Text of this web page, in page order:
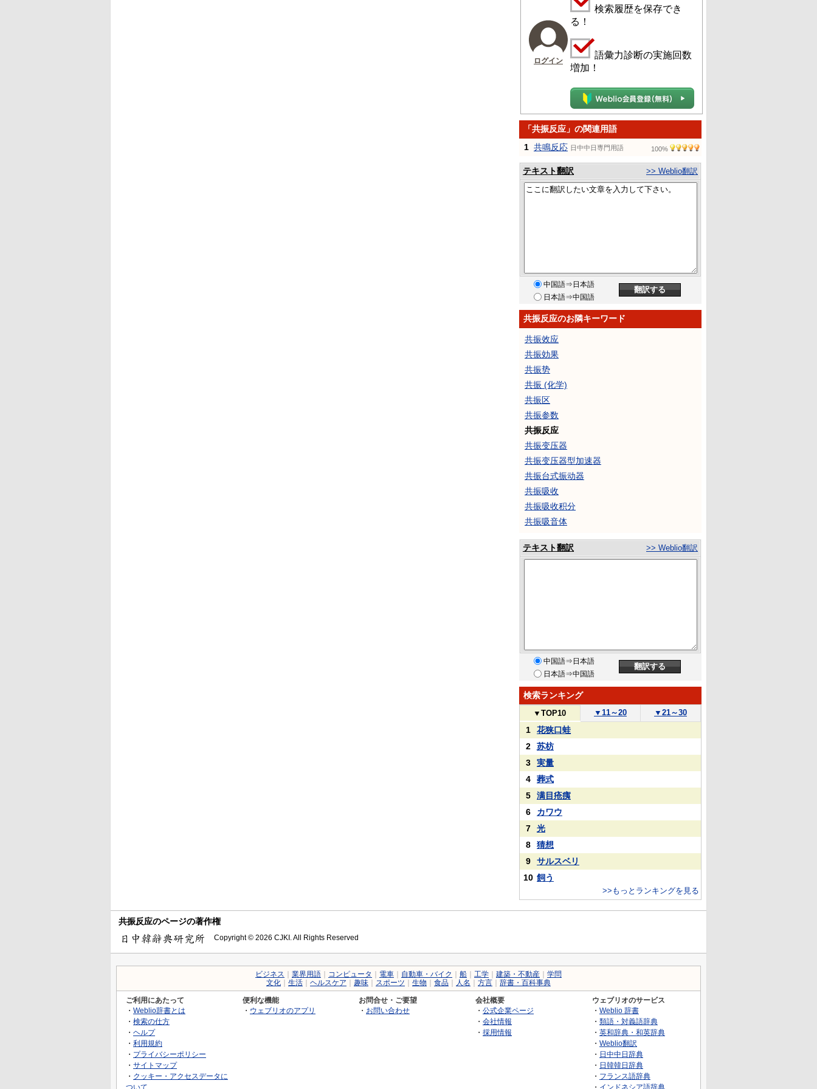
ログイン
検索履歴を保存でき
る！
語彙力診断の実施回数
増加！
「共振反应」の関連用語
1 共鳴反応 日中中日専門用語 100%
テキスト翻訳 >> Weblio翻訳
中国語⇒日本語
日本語⇒中国語
共振反应のお隣キーワード
共振效应
共振効果
共振势
共振 (化学)
共振区
共振参数
共振反应
共振变压器
共振变压器型加速器
共振台式振动器
共振吸收
共振吸收积分
共振吸音体
テキスト翻訳 >> Weblio翻訳
中国語⇒日本語
日本語⇒中国語
検索ランキング
▼ TOP10 ▼ 11～20 ▼ 21～30
1
花狭口蛙
2
苏枋
3
実量
4
葬式
5
满目疮痍
6
カワウ
7
光
8
猜想
9
サルスベリ
10 飼う
>>もっとランキングを見る
共振反应のページの著作権
Copyright © 2026 CJKI. All Rights Reserved
ビジネス 業界用語 コンピュータ 電車 自動車・バイク 船 工学 建築・不動産
学問
文化
生活 ヘルスケア 趣味 スポーツ 生物 食品 人名 方言 辞書・百科事典
ご利用にあたって
・ Weblio辞書とは
・ 検索の仕方
・ ヘルプ
・ 利用規約
・ プライバシーポリシー
・ サイトマップ
・ クッキー・アクセスデータに
ついて
便利な機能
・ ウェブリオのアプリ
お問合せ・ご要望
・ お問い合わせ
会社概要
・ 公式企業ページ
・ 会社情報
・ 採用情報
ウェブリオのサービス
・ Weblio 辞書
・ 類語・対義語辞典
・ 英和辞典・和英辞典
・ Weblio翻訳
・ 日中中日辞典
・ 日韓韓日辞典
・ フランス語辞典
・ インドネシア語辞典